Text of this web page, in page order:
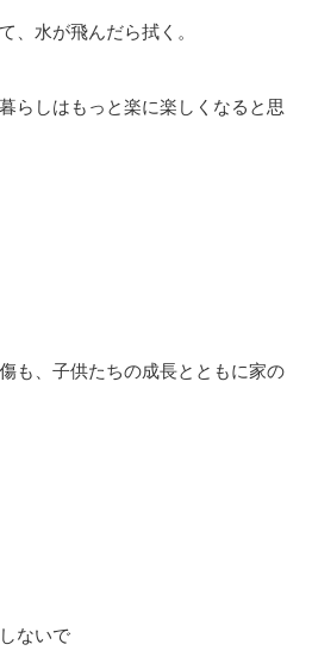
、水が飛んだら拭く。
らしはもっと楽に楽しくなると思
も、子供たちの成長とともに家の
ないで